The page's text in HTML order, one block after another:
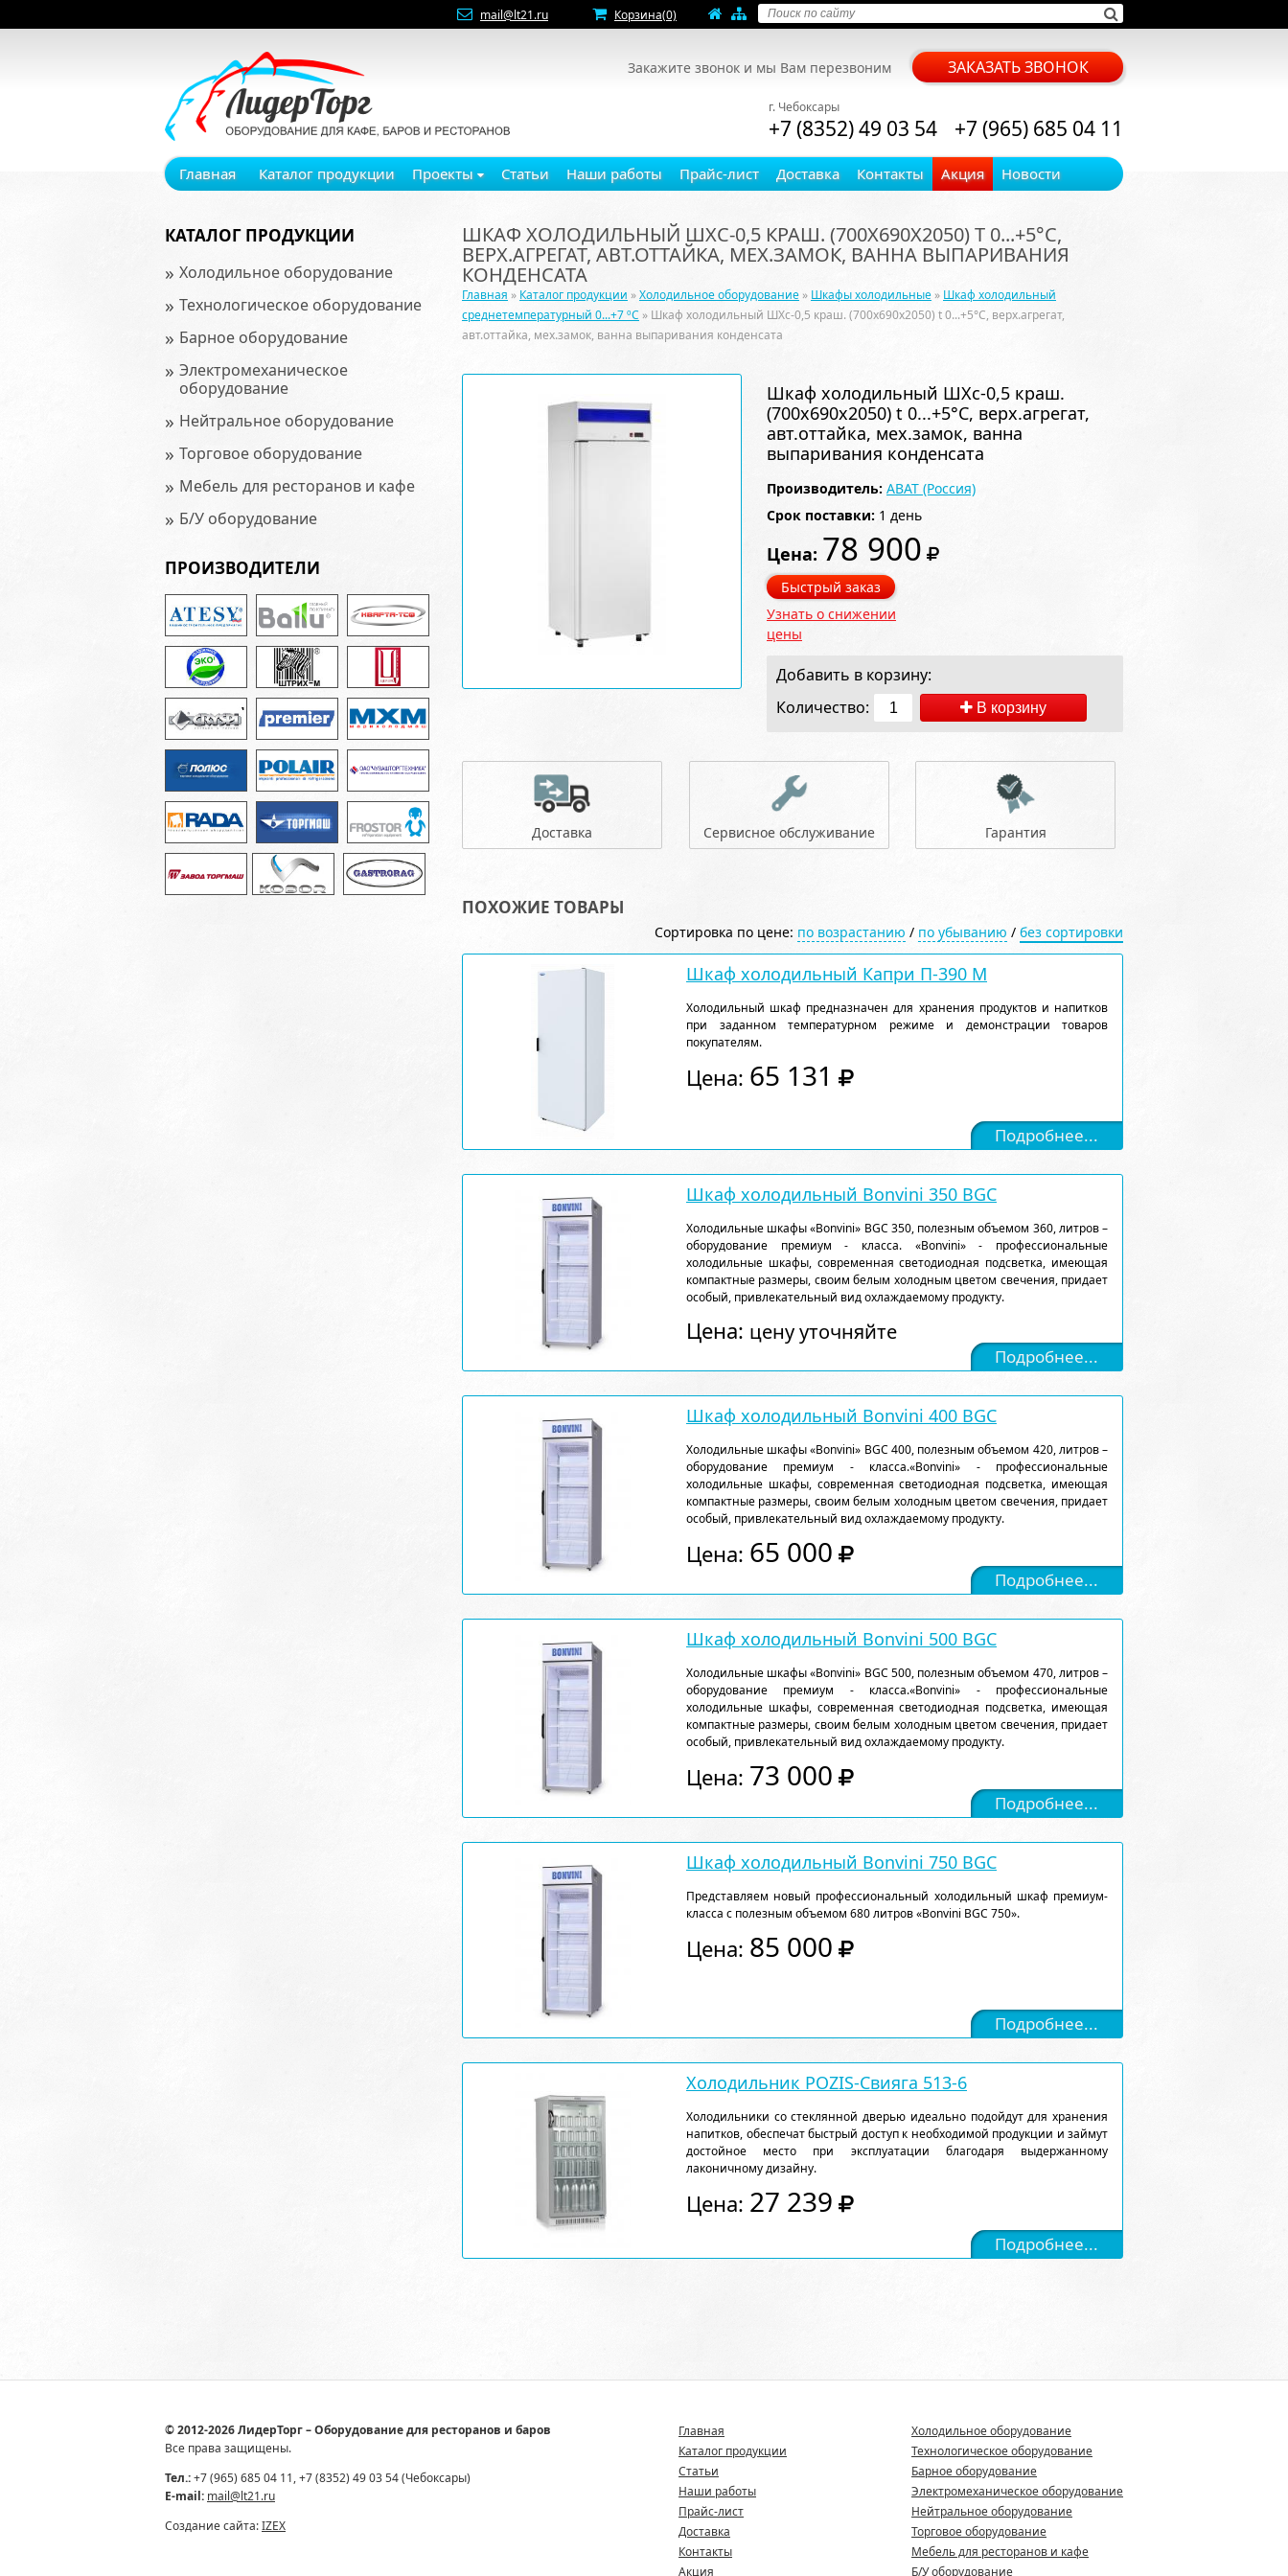
mail@lt21.ru Корзина(0)
Закажите звонок и мы Вам перезвоним ЗАКАЗАТЬ ЗВОНОК
г. Чебоксары
+7 (8352) 49 03 54 +7 (965) 685 04 11
Главная Каталог продукции Проекты Статьи Наши работы Прайс-лист Доставка Контакты Акция Новости
КАТАЛОГ ПРОДУКЦИИ
» Холодильное оборудование
» Технологическое оборудование
» Барное оборудование
» Электромеханическое
оборудование
» Нейтральное оборудование
» Торговое оборудование
» Мебель для ресторанов и кафе
» Б/У оборудование
ПРОИЗВОДИТЕЛИ
ШКАФ ХОЛОДИЛЬНЫЙ ШХС-0,5 КРАШ. (700Х690Х2050) T 0...+5°С,
ВЕРХ.АГРЕГАТ, АВТ.ОТТАЙКА, МЕХ.ЗАМОК, ВАННА ВЫПАРИВАНИЯ
КОНДЕНСАТА
Главная » Каталог продукции »Холодильное оборудование » Шкафы холодильные » Шкаф холодильный
среднетемпературный 0...+7 ºC » Шкаф холодильный ШХс-0,5 краш. (700х690х2050) t 0...+5°С, верх.агрегат,
авт.оттайка, мех.замок, ванна выпаривания конденсата
Шкаф холодильный ШХс-0,5 краш.
(700х690х2050) t 0...+5°С, верх.агрегат,
авт.оттайка, мех.замок, ванна
выпаривания конденсата
Производитель: ABAT (Россия)
Срок поставки: 1 день
Цена: 78 900
Быстрый заказ
Узнать о снижении
цены
Добавить в корзину:
Количество:
В корзину
Доставка Сервисное обслуживание Гарантия
ПОХОЖИЕ ТОВАРЫ
Сортировка по цене: по возрастанию / по убыванию / без сортировки
Шкаф холодильный Капри П-390 М
Холодильный шкаф предназначен для хранения продуктов и напитков
при заданном температурном режиме и демонстрации товаров
покупателям.
Цена: 65 131
Подробнее...
Шкаф холодильный Bonvini 350 BGC
Холодильные шкафы «Bonvini» BGC 350, полезным объемом 360, литров –
оборудование премиум - класса. «Bonvini» - профессиональные
холодильные шкафы, современная светодиодная подсветка, имеющая
компактные размеры, своим белым холодным цветом свечения, придает
особый, привлекательный вид охлаждаемому продукту.
Цена: цену уточняйте
Подробнее...
Шкаф холодильный Bonvini 400 BGC
Холодильные шкафы «Bonvini» BGC 400, полезным объемом 420, литров –
оборудование премиум - класса.«Bonvini» - профессиональные
холодильные шкафы, современная светодиодная подсветка, имеющая
компактные размеры, своим белым холодным цветом свечения, придает
особый, привлекательный вид охлаждаемому продукту.
Цена: 65 000
Подробнее...
Шкаф холодильный Bonvini 500 BGC
Холодильные шкафы «Bonvini» BGC 500, полезным объемом 470, литров –
оборудование премиум - класса.«Bonvini» - профессиональные
холодильные шкафы, современная светодиодная подсветка, имеющая
компактные размеры, своим белым холодным цветом свечения, придает
особый, привлекательный вид охлаждаемому продукту.
Цена: 73 000
Подробнее...
Шкаф холодильный Bonvini 750 BGC
Представляем новый профессиональный холодильный шкаф премиум-
класса с полезным объемом 680 литров «Bonvini BGC 750».
Цена: 85 000
Подробнее...
Холодильник POZIS-Свияга 513-6
Холодильники со стеклянной дверью идеально подойдут для хранения
напитков, обеспечат быстрый доступ к необходимой продукции и займут
достойное место при эксплуатации благодаря выдержанному
лаконичному дизайну.
Цена: 27 239
Подробнее...
© 2012-2026 ЛидерТорг – Оборудование для ресторанов и баров
Все права защищены.
Тел.:+7 (965) 685 04 11, +7 (8352) 49 03 54 (Чебоксары)
E-mail: mail@lt21.ru
Создание сайта:IZEX
Главная
Каталог продукции
Статьи
Наши работы
Прайс-лист
Доставка
Контакты
Акция
Холодильное оборудование
Технологическое оборудование
Барное оборудование
Электромеханическое оборудование
Нейтральное оборудование
Торговое оборудование
Мебель для ресторанов и кафе
Б/У оборудование